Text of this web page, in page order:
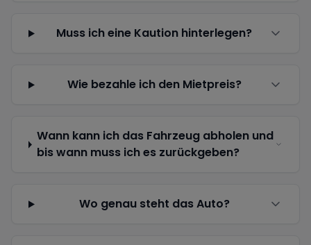
Muss ich eine Kaution hinterlegen?
Wie bezahle ich den Mietpreis?
Wann kann ich das Fahrzeug abholen und
bis wann muss ich es zurückgeben?
Wo genau steht das Auto?